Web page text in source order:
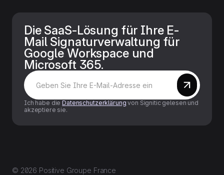
Die SaaS-Lösung für Ihre E-
Mail Signaturverwaltung für
Google Workspace und
Microsoft 365.
Ich habe dieDatenschutzerklärung von Signitic gelesen und
akzeptiere sie.
© 2026 Positive Groupe France